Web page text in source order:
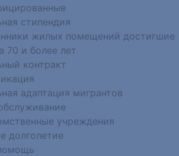
стипендия
жилых помещений достигшие
70 и более лет
контракт
адаптация мигрантов
учреждения
долголетие